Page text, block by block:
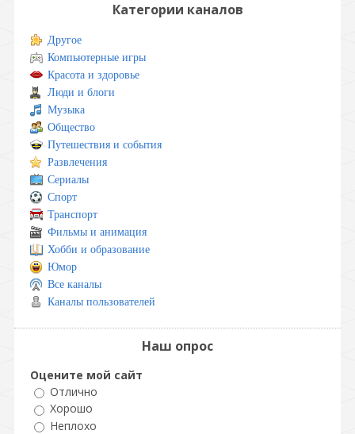
Категории каналов
Другое
Компьютерные игры
Красота и здоровье
Люди и блоги
Музыка
Общество
Путешествия и события
Развлечения
Сериалы
Спорт
Транспорт
Фильмы и анимация
Хобби и образование
Юмор
Все каналы
Каналы пользователей
Наш опрос
Оцените мой сайт
Отлично
Хорошо
Неплохо